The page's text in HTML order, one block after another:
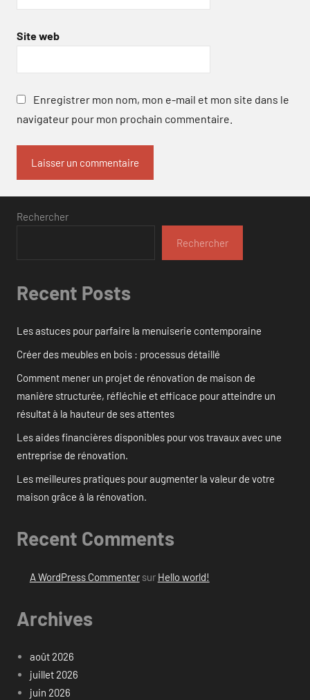
Site web
Enregistrer mon nom, mon e-mail et mon site dans le
navigateur pour mon prochain commentaire.
Rechercher
Rechercher
Recent Posts
Les astuces pour parfaire la menuiserie contemporaine
Créer des meubles en bois : processus détaillé
Comment mener un projet de rénovation de maison de
manière structurée, réfléchie et efficace pour atteindre un
résultat à la hauteur de ses attentes
Les aides financières disponibles pour vos travaux avec une
entreprise de rénovation.
Les meilleures pratiques pour augmenter la valeur de votre
maison grâce à la rénovation.
Recent Comments
A WordPress Commentersur Hello world!
Archives
août 2026
juillet 2026
juin 2026